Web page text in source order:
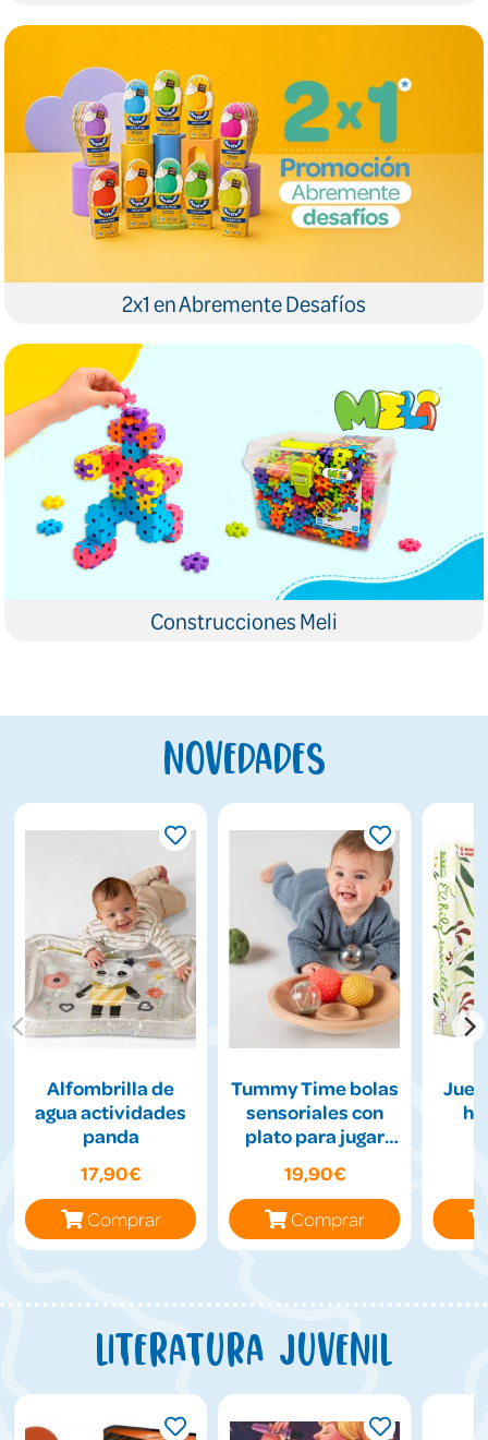
2x1 en Abremente Desafíos
Construcciones Meli
Novedades
Alfombrilla de
agua actividades
panda
17,90€
Comprar
Tummy Time bolas
sensoriales con
plato para jugar
19,90€
Comprar
Literatura juvenil